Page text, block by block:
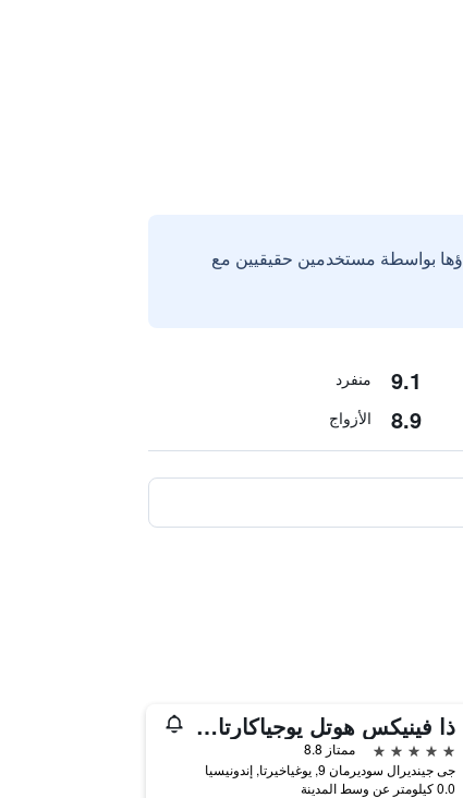
بواسطة مستخدمين حقيقيين مع
9.1 منفرد
8.9 الأزواج
ذا فينيكس هوتل يوجياكارتا - هاندوريتين كوليكشن
5 نجوم
ممتاز 8.8
جى جينديرال سوديرمان 9, يوغياخيرتا, إندونيسيا
0.0 كيلومتر عن وسط المدينة